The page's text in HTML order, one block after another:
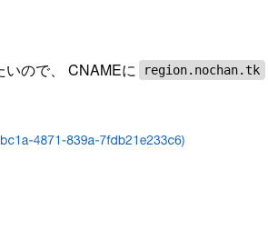
ので、 CNAMEに region.nochan.tk